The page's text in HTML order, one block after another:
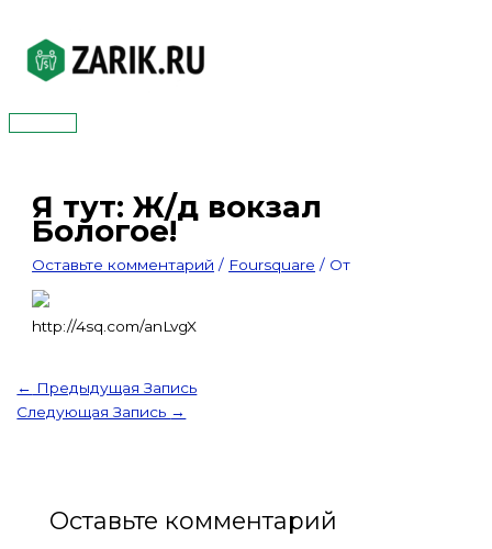
содержимому
Главное
Я тут: Ж/д вокзал
Бологое!
Оставьте комментарий / Foursquare / От
http://4sq.com/anLvgX
← Предыдущая Запись
Следующая Запись →
Оставьте комментарий